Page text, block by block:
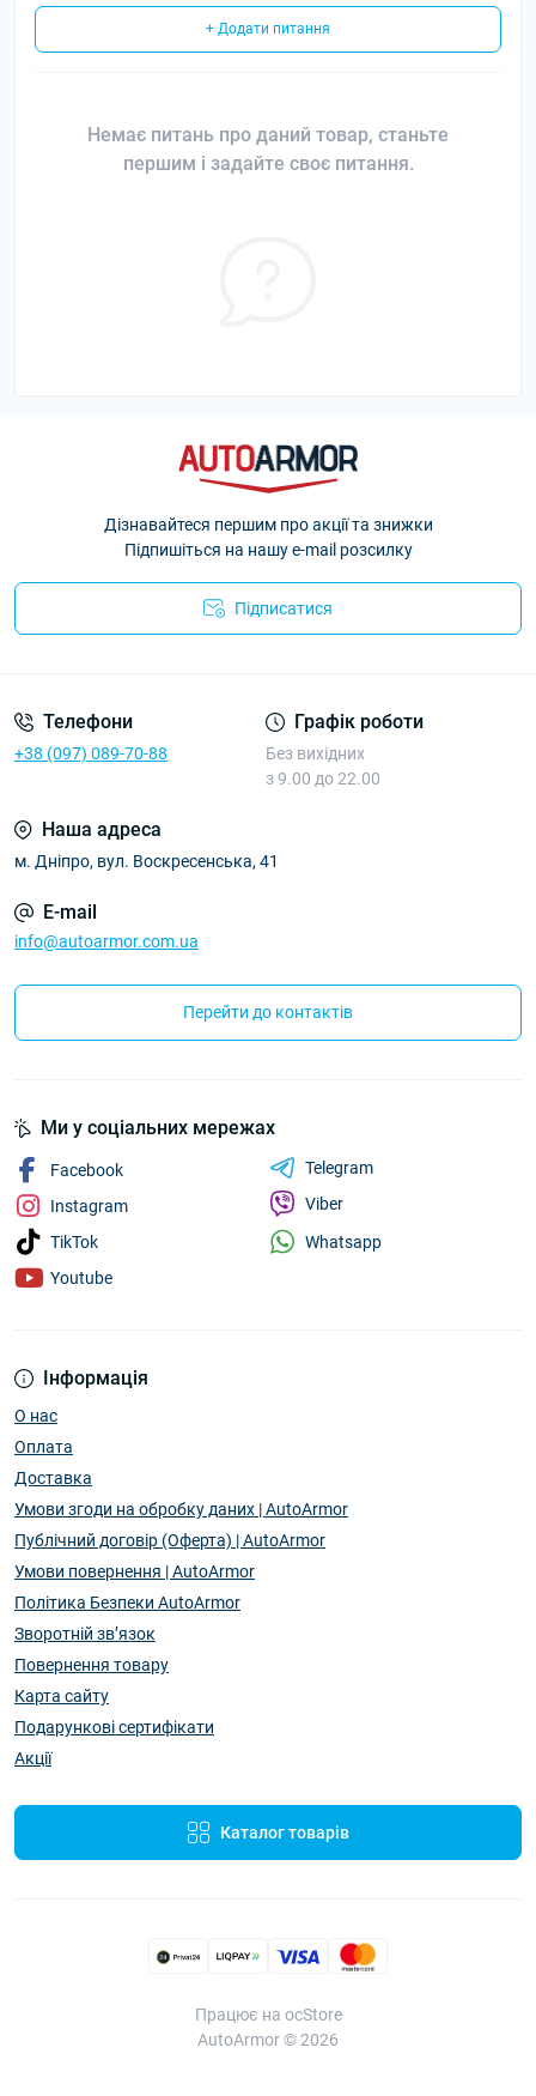
+ Додати питання
Немає питань про даний товар, станьте
першим і задайте своє питання.
Дізнавайтеся першим про акції та знижки
Підпишіться на нашу e-mail розсилку
Підписатися
Телефони
+38 (097) 089-70-88
Графік роботи
Без вихідних
з 9.00 до 22.00
Наша адреса
м. Дніпро, вул. Воскресенська, 41
E-mail
info@autoarmor.com.ua
Перейти до контактів
Інформація
О нас
Оплата
Доставка
Умови згоди на обробку даних | AutoArmor
Публічний договір (Оферта) | AutoArmor
Умови повернення | AutoArmor
Політика Безпеки AutoArmor
Зворотній зв’язок
Повернення товару
Карта сайту
Подарункові сертифікати
Акції
Каталог товарів
Ми у соціальних мережах
Facebook
Instagram
TikTok
Youtube
Telegram
Viber
Whatsapp
Працює на ocStore
AutoArmor © 2026